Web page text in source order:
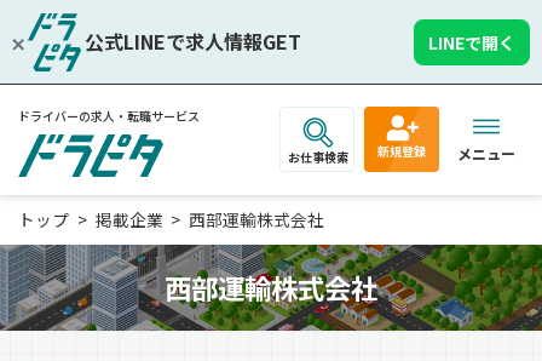
公式LINEで求人情報GET LINEで開く
ドライバーの求人・転職サービス
お仕事検索 新規登録 メニュー
トップ 掲載企業 西部運輸株式会社
西部運輸株式会社